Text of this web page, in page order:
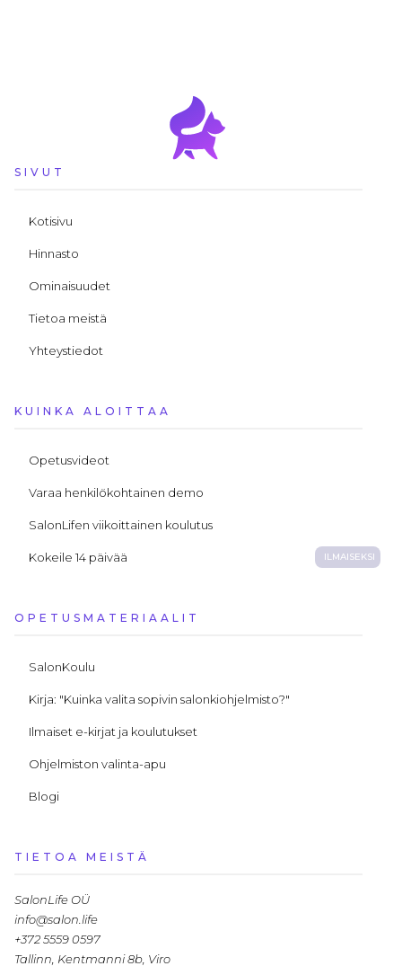
SIVUT
Kotisivu
Hinnasto
Ominaisuudet
Tietoa meistä
Yhteystiedot
KUINKA ALOITTAA
Opetusvideot
Varaa henkilökohtainen demo
SalonLifen viikoittainen koulutus
Kokeile 14 päivää ILMAISEKSI
OPETUSMATERIAALIT
SalonKoulu
Kirja: "Kuinka valita sopivin salonkiohjelmisto?"
Ilmaiset e-kirjat ja koulutukset
Ohjelmiston valinta-apu
Blogi
TIETOA MEISTÄ
SalonLife OÜ
info@salon.life
+372 5559 0597
Tallinn, Kentmanni 8b, Viro